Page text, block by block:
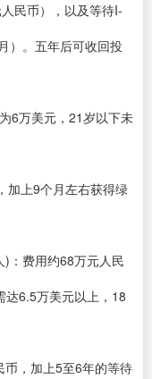
民币），以及等待I-
）。五年后可收回投
6万美元，21岁以下未
加上9个月左右获得绿
：费用约68万元人民
达6.5万美元以上，18
，加上5至6年的等待